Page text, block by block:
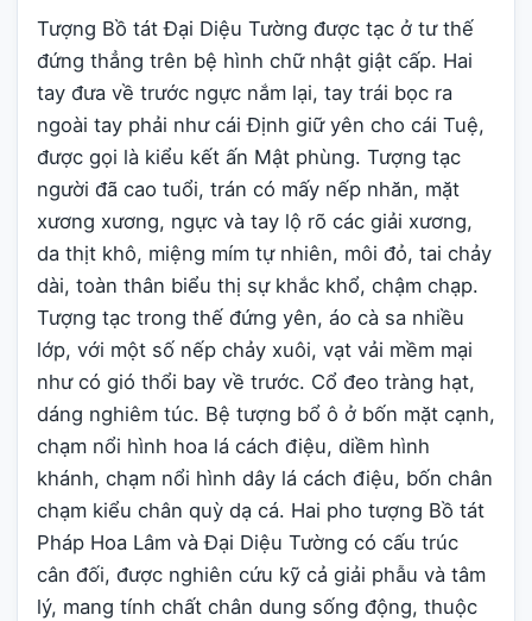
Tượng Bồ tát Đại Diệu Tường được tạc ở tư thế
đứng thẳng trên bệ hình chữ nhật giật cấp. Hai
tay đưa về trước ngực nắm lại, tay trái bọc ra
ngoài tay phải như cái Định giữ yên cho cái Tuệ,
được gọi là kiểu kết ấn Mật phùng. Tượng tạc
người đã cao tuổi, trán có mấy nếp nhăn, mặt
xương xương, ngực và tay lộ rõ các giải xương,
da thịt khô, miệng mím tự nhiên, môi đỏ, tai chảy
dài, toàn thân biểu thị sự khắc khổ, chậm chạp.
Tượng tạc trong thế đứng yên, áo cà sa nhiều
lớp, với một số nếp chảy xuôi, vạt vải mềm mại
như có gió thổi bay về trước. Cổ đeo tràng hạt,
dáng nghiêm túc. Bệ tượng bổ ô ở bốn mặt cạnh,
chạm nổi hình hoa lá cách điệu, diềm hình
khánh, chạm nổi hình dây lá cách điệu, bốn chân
chạm kiểu chân quỳ dạ cá. Hai pho tượng Bồ tát
Pháp Hoa Lâm và Đại Diệu Tường có cấu trúc
cân đối, được nghiên cứu kỹ cả giải phẫu và tâm
lý, mang tính chất chân dung sống động, thuộc